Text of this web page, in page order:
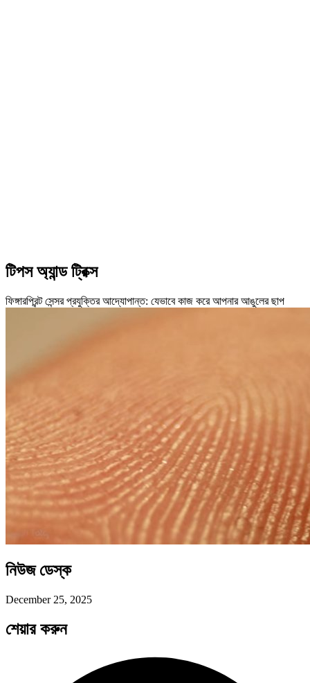
টিপস অ্যান্ড ট্রিক্স
ফিঙ্গারপ্রিন্ট সেন্সর প্রযুক্তির আদ্যোপান্ত: যেভাবে কাজ করে আপনার আঙুলের ছাপ
নিউজ ডেস্ক
December 25, 2025
শেয়ার করুন